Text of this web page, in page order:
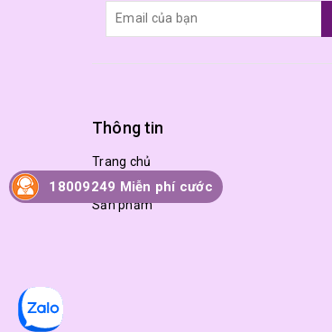
Thông tin
Trang chủ
Giới thiệu
Sản phẩm
18009249 Miễn phí cước